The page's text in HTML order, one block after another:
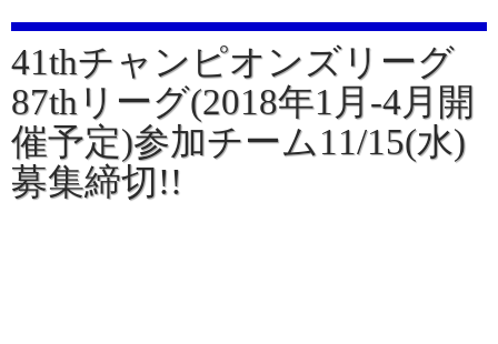
41thチャンピオンズリーグ
87thリーグ(2018年1月-4月開
催予定)参加チーム11/15(水)
募集締切!!